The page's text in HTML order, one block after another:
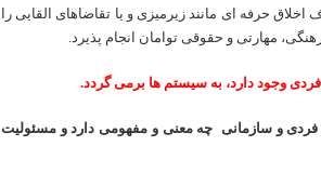
حرفه ای مانند زیرمیزی و یا تقاضاهای القایی را
مهارتی و حقوقی توامان انجام پذیرد.
وجود دارد، به سیستم ها برمی گردد.
فردی و سازمانی چه معنی و مفهومی دارد و مسئولیت